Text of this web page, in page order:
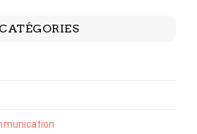
CATÉGORIES